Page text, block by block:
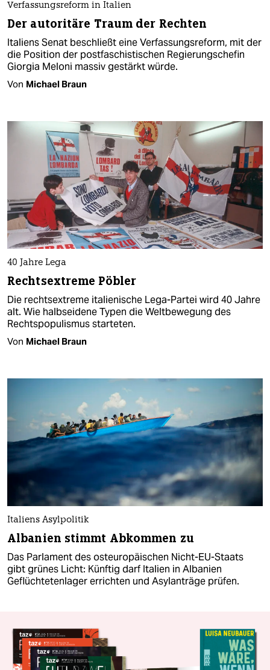
Verfassungsreform in Italien
Der autoritäre Traum der Rechten
Italiens Senat beschließt eine Verfassungsreform, mit der
die Position der postfaschistischen Regierungschefin
Giorgia Meloni massiv gestärkt würde.
Von Michael Braun
40 Jahre Lega
Rechtsextreme Pöbler
Die rechtsextreme italienische Lega-Partei wird 40 Jahre
alt. Wie halbseidene Typen die Weltbewegung des
Rechtspopulismus starteten.
Von Michael Braun
Italiens Asylpolitik
Albanien stimmt Abkommen zu
Das Parlament des osteuropäischen Nicht-EU-Staats
gibt grünes Licht: Künftig darf Italien in Albanien
Geflüchtetenlager errichten und Asylanträge prüfen.